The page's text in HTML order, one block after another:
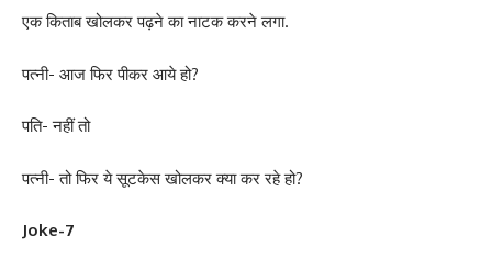
एक किताब खोलकर पढ़ने का नाटक करने लगा.
पत्‍‌नी- आज फिर पीकर आये हो?
पति- नहीं तो
पत्‍‌नी- तो फिर ये सूटकेस खोलकर क्या कर रहे हो?
Joke-7